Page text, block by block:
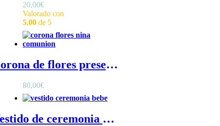
20,00€
Valorado con
5.00 de 5
Corona de flores preservadas grande en rosa empolvado – Rosa empolvado
80,00€
Vestido de ceremonia Carmen de bebé - Vestido ceremonia bebé de algodón blanco y capa de tul por encima